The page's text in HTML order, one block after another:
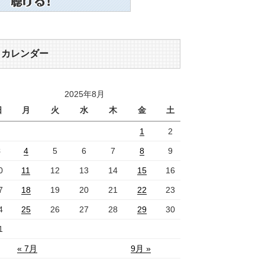
カレンダー
2025年8月
月 火 水 木 金 土
« 7月 9月 »
1 2
4 5 6 7 8 9
11 12 13 14 15 16
18 19 20 21 22 23
25 26 27 28 29 30